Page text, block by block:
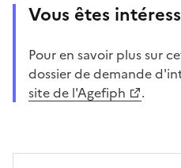
Vous êtes
Pour en savoir plus sur
dossier de demande
site de l'Agefiph
.